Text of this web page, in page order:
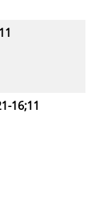
16;11